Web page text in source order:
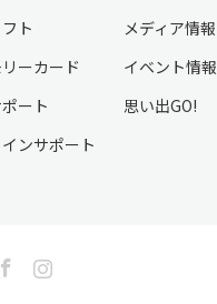
ト
ーカード
ート
ンサポート
メディア情報
イベント情報
思い出GO!